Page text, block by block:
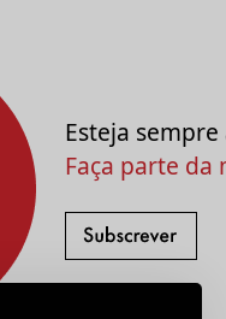
Esteja
Faça parte